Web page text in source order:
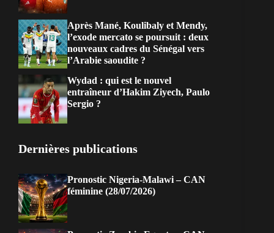
Après Mané, Koulibaly et Mendy,
l’exode mercato se poursuit : deux
nouveaux cadres du Sénégal vers
l’Arabie saoudite ?
Wydad : qui est le nouvel
entraîneur d’Hakim Ziyech, Paulo
Sergio ?
Dernières publications
Pronostic Nigeria-Malawi – CAN
féminine (28/07/2026)